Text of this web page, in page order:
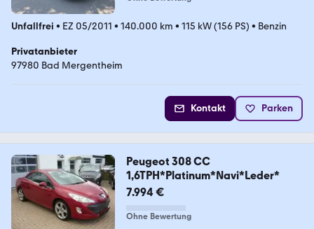
Unfallfrei • EZ 05/2011 • 140.000 km • 115 kW (156 PS) • Benzin
Privatanbieter
97980 Bad Mergentheim
Kontakt Parken
Peugeot 308 CC
1,6TPH*Platinum*Navi*Leder*
7.994 €
Ohne Bewertung